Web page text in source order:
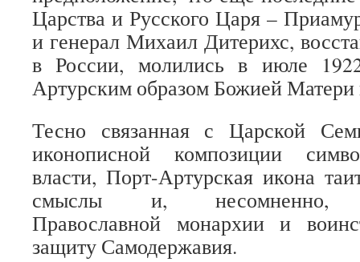
Царства и Русского Царя –
и генерал Михаил Дитерихс,
в России, молились в июле
Артурским образом Божией Матери
Тесно связанная с Царской
иконописной композиции
власти, Порт-Артурская икона
смыслы и, несомненно,
Православной монархии и
защиту Самодержавия.